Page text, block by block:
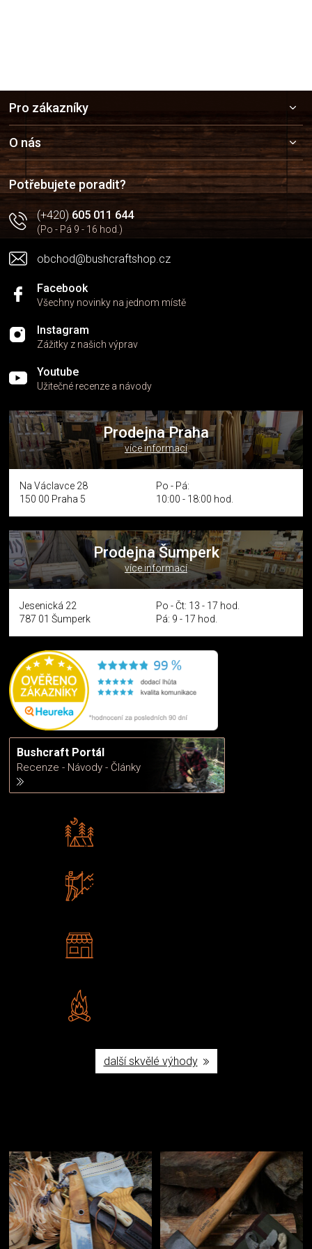
a
t
í
Pro zákazníky
O nás
Potřebujete poradit?
(+420)605 011 644
(Po - Pá 9 - 16 hod.)
obchod@bushcraftshop.cz
Facebook
Všechny novinky na jednom místě
Instagram
Zážitky z našich výprav
Youtube
Užitečné recenze a návody
Prodejna Praha
více informací
Na Václavce 28
150 00 Praha 5
Po - Pá:
10:00 - 18:00 hod.
Prodejna Šumperk
více informací
Jesenická 22
787 01 Šumperk
Po - Čt: 13 - 17 hod.
Pá: 9 - 17 hod.
Bushcraft Portál
Recenze - Návody - Články
další skvělé výhody